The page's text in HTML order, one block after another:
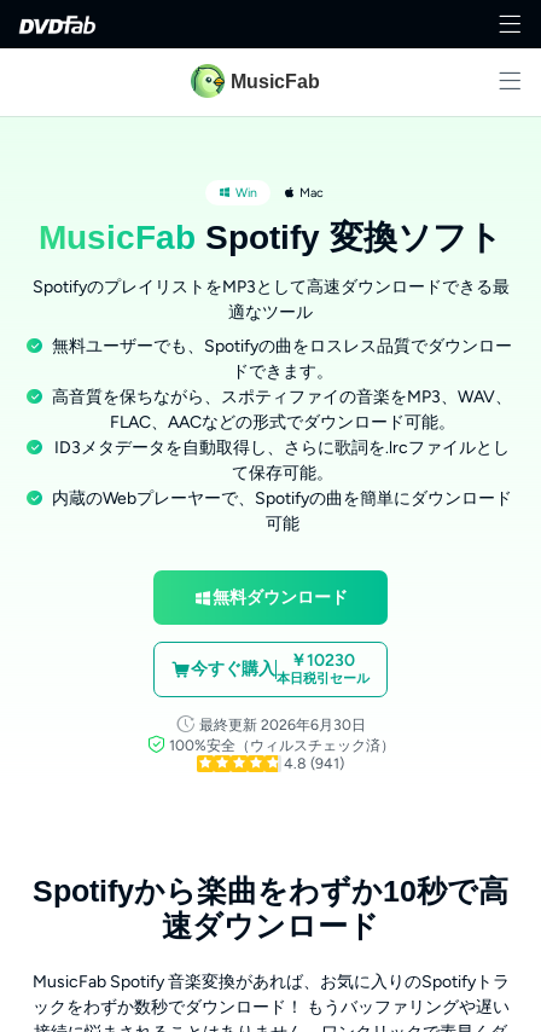
MusicFab
Win Mac
MusicFab Spotify 変換ソフト
SpotifyのプレイリストをMP3として高速ダウンロードできる最
適なツール
無料ユーザーでも、Spotifyの曲をロスレス品質でダウンロー
ドできます。
高音質を保ちながら、スポティファイの音楽をMP3、WAV、
FLAC、AACなどの形式でダウンロード可能。
ID3メタデータを自動取得し、さらに歌詞を.lrcファイルとし
て保存可能。
内蔵のWebプレーヤーで、Spotifyの曲を簡単にダウンロード
可能
無料ダウンロード
今すぐ購入 ￥10230
本日税引セール
最終更新 2026年6月30日
100%安全（ウィルスチェック済）
4.8 (941)
Spotifyから楽曲をわずか10秒で高
速ダウンロード
MusicFab Spotify 音楽変換があれば、お気に入りのSpotifyトラ
ックをわずか数秒でダウンロード！ もうバッファリングや遅い